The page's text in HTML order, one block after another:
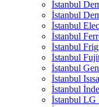
İstanbul
İstanbul
İstanbul
İstanbul
İstanbul
İstanbul
İstanbul
İstanbul
İstanbul
İstanbul LG